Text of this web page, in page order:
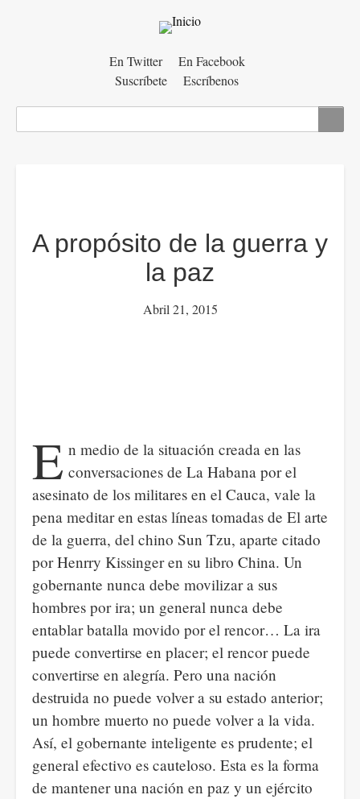
En Twitter
En Facebook
Suscríbete
Escríbenos
A propósito de la guerra y
la paz
Abril 21, 2015
E n medio de la situación creada en las
conversaciones de La Habana por el
asesinato de los militares en el Cauca, vale la
pena meditar en estas líneas tomadas de El arte
de la guerra, del chino Sun Tzu, aparte citado
por Henrry Kissinger en su libro China. Un
gobernante nunca debe movilizar a sus
hombres por ira; un general nunca debe
entablar batalla movido por el rencor… La ira
puede convertirse en placer; el rencor puede
convertirse en alegría. Pero una nación
destruida no puede volver a su estado anterior;
un hombre muerto no puede volver a la vida.
Así, el gobernante inteligente es prudente; el
general efectivo es cauteloso. Esta es la forma
de mantener una nación en paz y un ejército